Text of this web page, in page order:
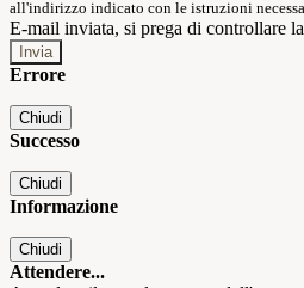
all'indirizzo indicato con le istruzioni
E-mail inviata, si prega di controllare
Errore
Chiudi
Successo
Chiudi
Informazione
Chiudi
Attendere...